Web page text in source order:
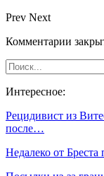
Prev Next
Комментарии
Интересное:
Рецидивист из
после…
Недалеко от